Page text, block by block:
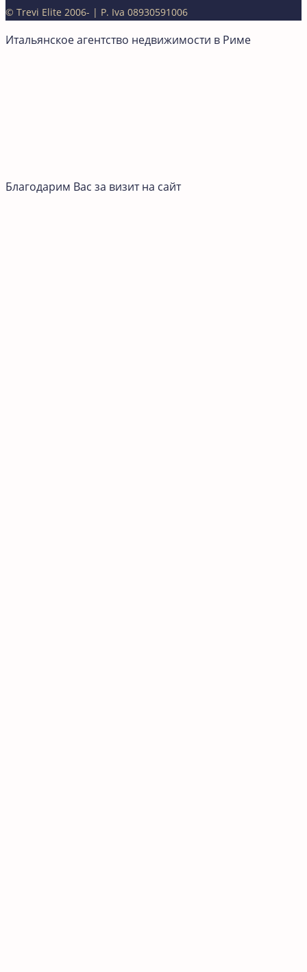
© Trevi Elite 2006- | P. Iva 08930591006
Итальянское агентство недвижимости в Риме
Благодарим Вас за визит на сайт